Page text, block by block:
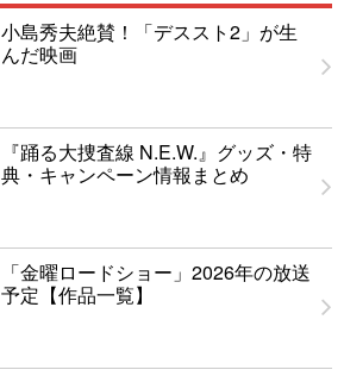
小島秀夫絶賛！「デススト2」が生
んだ映画
『踊る大捜査線 N.E.W.』グッズ・特
典・キャンペーン情報まとめ
「金曜ロードショー」2026年の放送
予定【作品一覧】